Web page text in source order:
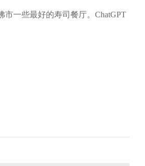
市一些最好的寿司餐厅。ChatGPT